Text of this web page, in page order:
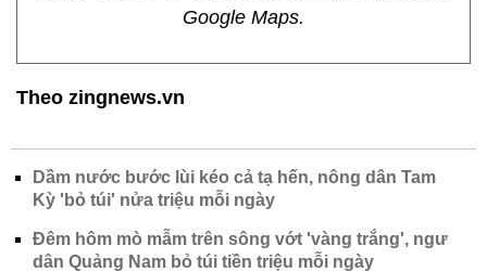
Google Maps.
Theo zingnews.vn
Dầm nước bước lùi kéo cả tạ hến, nông dân Tam
Kỳ 'bỏ túi' nửa triệu mỗi ngày
Đêm hôm mò mẫm trên sông vớt 'vàng trắng', ngư
dân Quảng Nam bỏ túi tiền triệu mỗi ngày